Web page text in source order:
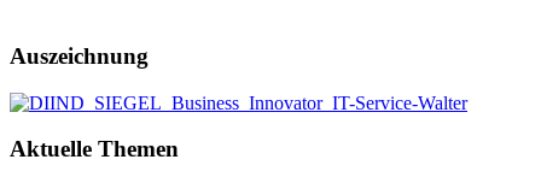
Auszeichnung
Aktuelle Themen